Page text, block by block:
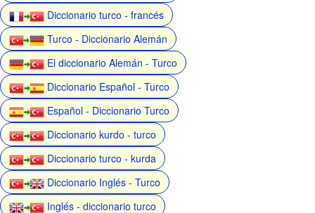
Diccionario turco - francés
Turco - Diccionario Alemán
El diccionario Alemán - Turco
Diccionario Español - Turco
Español - Diccionario Turco
Diccionario kurdo - turco
Diccionario turco - kurda
Diccionario Inglés - Turco
Inglés - diccionario turco